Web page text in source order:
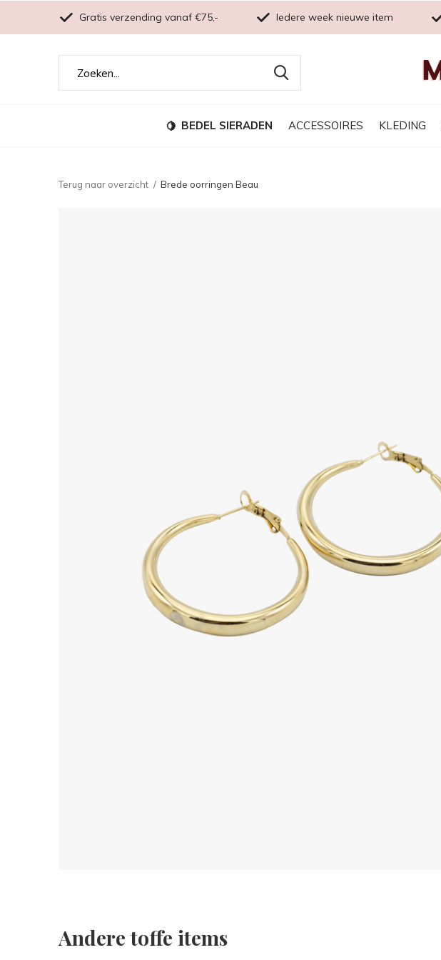
BEDEL SIERADEN ACCESSOIRES KLEDING
Gratis verzending vanaf €75,- Iedere week nieuwe item
Terug naar overzicht Brede oorringen Beau
Andere toffe items